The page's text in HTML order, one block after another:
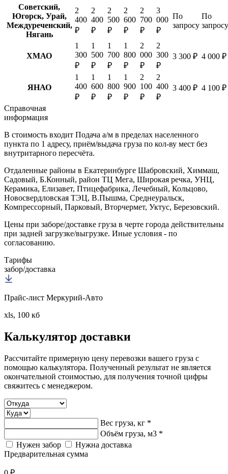
Советский,
Югорск, Урай,
Междуреченский,
Нягань
2
400
₽
2
400
₽
2
500
₽
2
600
₽
2
700
₽
3
000
₽
По
запросу
По
запросу
ХМАО
1
300
₽
1
500
₽
1
700
₽
1
800
₽
2
000
₽
2
300
₽
3 300 ₽ 4 000 ₽
ЯНАО
1
400
₽
1
600
₽
1
800
₽
1
900
₽
2
100
₽
2
400
₽
3 400 ₽ 4 100 ₽
Справочная
информация
В стоимость входит Подача а/м в пределах населенного
пункта по 1 адресу, приём/выдача груза по кол-ву мест без
внутритарного пересчёта.
Отдаленные районы в Екатеринбурге Шабровский, Химмаш,
Садовый, Б.Конный, район ТЦ Мега, Широкая речка, УНЦ,
Керамика, Елизавет, Птицефабрика, Лечебный, Кольцово,
Новосвердловская ТЭЦ, В.Пышма, Среднеуральск,
Компрессорный, Парковый, Вторчермет, Уктус, Березовский.
Цены при заборе/доставке груза в черте города действительны
при задней загрузке/выгрузке. Иные условия - по
согласованию.
Тарифы
забор/доставка
Прайс-лист Меркурий-Авто
xls, 100 кб
Калькулятор доставки
Рассчитайте примерную цену перевозки вашего груза с
помощью калькулятора. Полученный результат не является
окончательной стоимостью, для получения точной цифры
свяжитесь с менеджером.
Вес груза, кг *
Объём груза, м3 *
Нужен забор
Нужна доставка
Предварительная сумма